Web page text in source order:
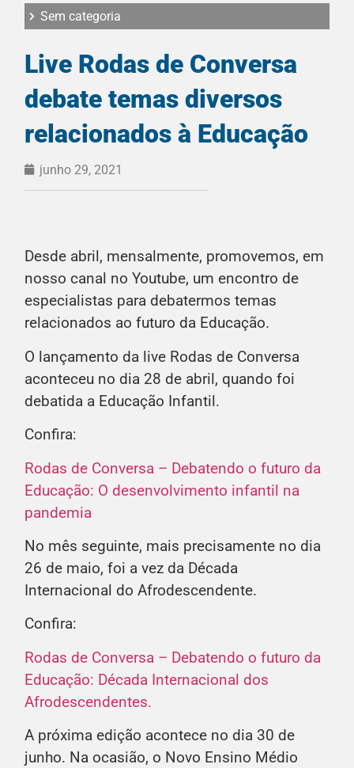
Sem categoria
Live Rodas de Conversa
debate temas diversos
relacionados à Educação
junho 29, 2021
Desde abril, mensalmente, promovemos, em
nosso canal no Youtube, um encontro de
especialistas para debatermos temas
relacionados ao futuro da Educação.
O lançamento da live Rodas de Conversa
aconteceu no dia 28 de abril, quando foi
debatida a Educação Infantil.
Confira:
Rodas de Conversa – Debatendo o futuro da
Educação: O desenvolvimento infantil na
pandemia
No mês seguinte, mais precisamente no dia
26 de maio, foi a vez da Década
Internacional do Afrodescendente.
Confira:
Rodas de Conversa – Debatendo o futuro da
Educação: Década Internacional dos
Afrodescendentes.
A próxima edição acontece no dia 30 de
junho. Na ocasião, o Novo Ensino Médio